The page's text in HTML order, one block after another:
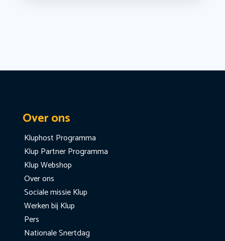
Over ons
Kluphost Programma
Klup Partner Programma
Klup Webshop
Over ons
Sociale missie Klup
Werken bij Klup
Pers
Nationale Snertdag